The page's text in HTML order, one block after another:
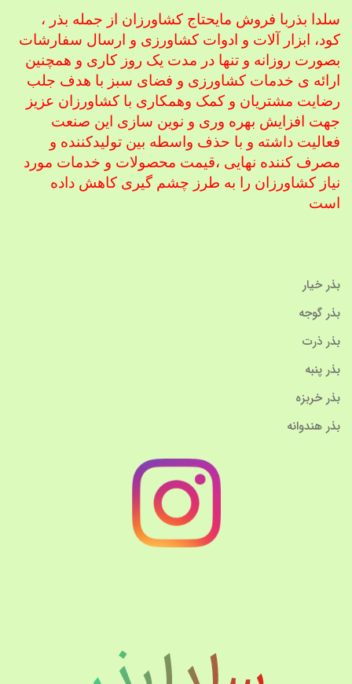
سلدا بذربا فروش مایحتاج کشاورزان از جمله بذر ،
کود، ابزار آلات و ادوات کشاورزی و ارسال سفارشات
بصورت روزانه و تنها در مدت یک روز کاری و همچنین
ارائه ی خدمات کشاورزی و فضای سبز با هدف جلب
رضایت مشتریان و کمک وهمکاری با کشاورزان عزیز
جهت افزایش بهره وری و نوین سازی این صنعت
فعالیت داشته و با حذف واسطه بین تولیدکننده و
مصرف کننده نهایی ،قیمت محصولات و خدمات مورد
نیاز کشاورزان را به طرز چشم گیری کاهش داده
است
بذر خیار
بذر گوجه
بذر ذرت
بذر پنبه
بذر خربزه
بذر هندوانه